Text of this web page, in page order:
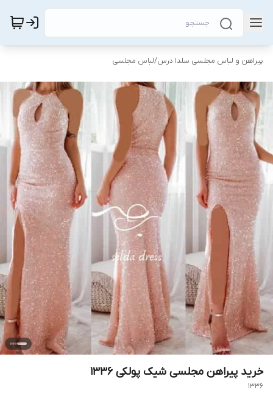
پیراهن و لباس مجلسی سلدا درس/لباس مجلسی
خرید پیراهن مجلسی شیک پولکی ۱۳۳۶
1336